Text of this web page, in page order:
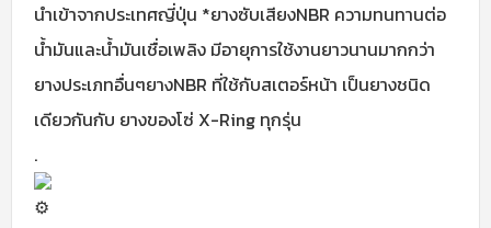
นำเข้าจากประเทศญี่ปุ่น *ยางซับเสียงNBR ความทนทานต่อ
น้ำมันและน้ำมันเชื่อเพลิง มีอายุการใช้งานยาวนานมากกว่า
ยางประเภทอื่นๆยางNBR ที่ใช้กับสเตอร์หน้า เป็นยางชนิด
เดียวกันกับ ยางของโซ่ X-Ring ทุกรุ่น
.